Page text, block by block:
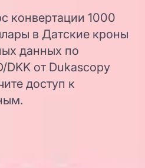
конвертации 1000
в Датские кроны
данных по
DKK от Dukascopy
доступ к